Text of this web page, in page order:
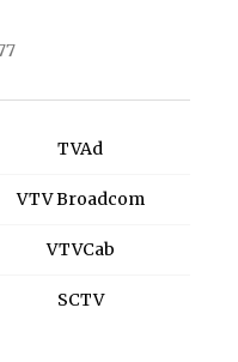
TVAd
VTV Broadcom
VTVCab
SCTV